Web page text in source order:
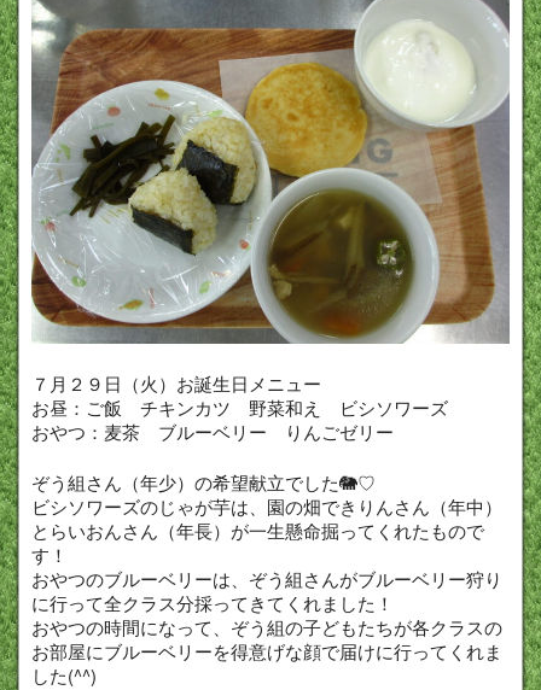
７月２９日（火）お誕生日メニュー
お昼：ご飯 チキンカツ 野菜和え ビシソワーズ
おやつ：麦茶 ブルーベリー りんごゼリー
ぞう組さん（年少）の希望献立でした🐘♡
ビシソワーズのじゃが芋は、園の畑できりんさん（年中）
とらいおんさん（年長）が一生懸命掘ってくれたもので
す！
おやつのブルーベリーは、ぞう組さんがブルーベリー狩り
に行って全クラス分採ってきてくれました！
おやつの時間になって、ぞう組の子どもたちが各クラスの
お部屋にブルーベリーを得意げな顔で届けに行ってくれま
した(^^)